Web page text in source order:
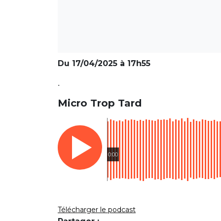
Du 17/04/2025 à 17h55
.
Micro Trop Tard
0:00
Télécharger le podcast